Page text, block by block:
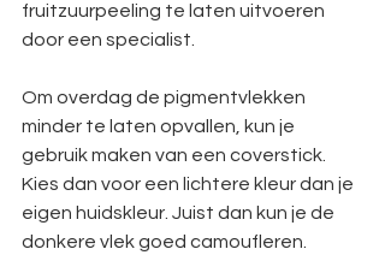
fruitzuurpeeling te laten uitvoeren
door een specialist.
Om overdag de pigmentvlekken
minder te laten opvallen, kun je
gebruik maken van een coverstick.
Kies dan voor een lichtere kleur dan je
eigen huidskleur. Juist dan kun je de
donkere vlek goed camoufleren.